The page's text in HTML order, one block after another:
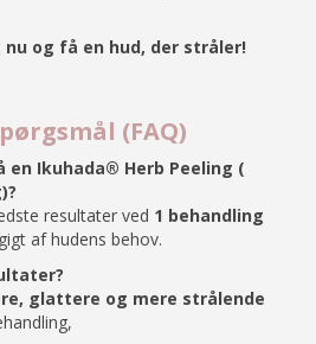
nu og få en hud, der stråler!
(FAQ)
Ikuhada® Herb Peeling (
resultater ved 1 behandling
af hudens behov.
glattere og mere strålende